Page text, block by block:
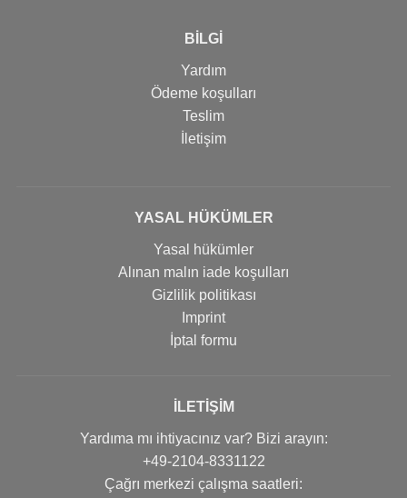
BİLGİ
Yardım
Ödeme koşulları
Teslim
İletişim
YASAL HÜKÜMLER
Yasal hükümler
Alınan malın iade koşulları
Gizlilik politikası
Imprint
İptal formu
İLETIŞIM
Yardıma mı ihtiyacınız var? Bizi arayın:
+49-2104-8331122
Çağrı merkezi çalışma saatleri: